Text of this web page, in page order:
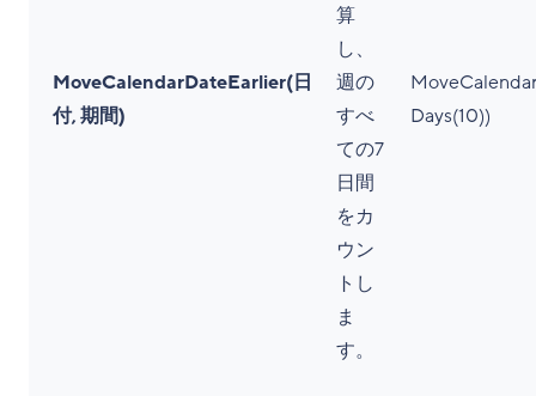
MoveCalendarDateEarlier(日
付, 期間)
算
し、
週の
すべ
ての7
日間
をカ
ウン
トし
ま
す。
Days(10))